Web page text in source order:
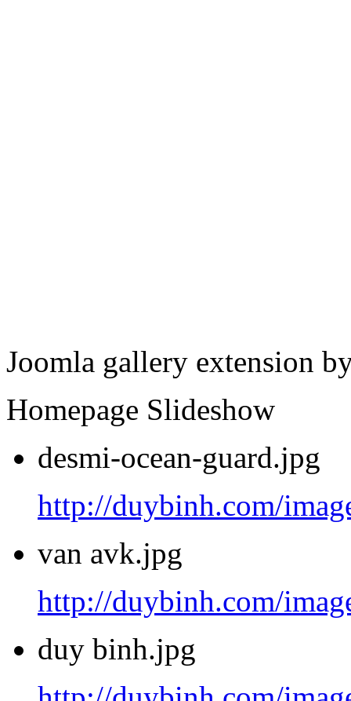
Joomla gallery extension
Homepage Slideshow
desmi-ocean-guard.jpg
http://duybinh.com/
van avk.jpg
http://duybinh.com/
duy binh.jpg